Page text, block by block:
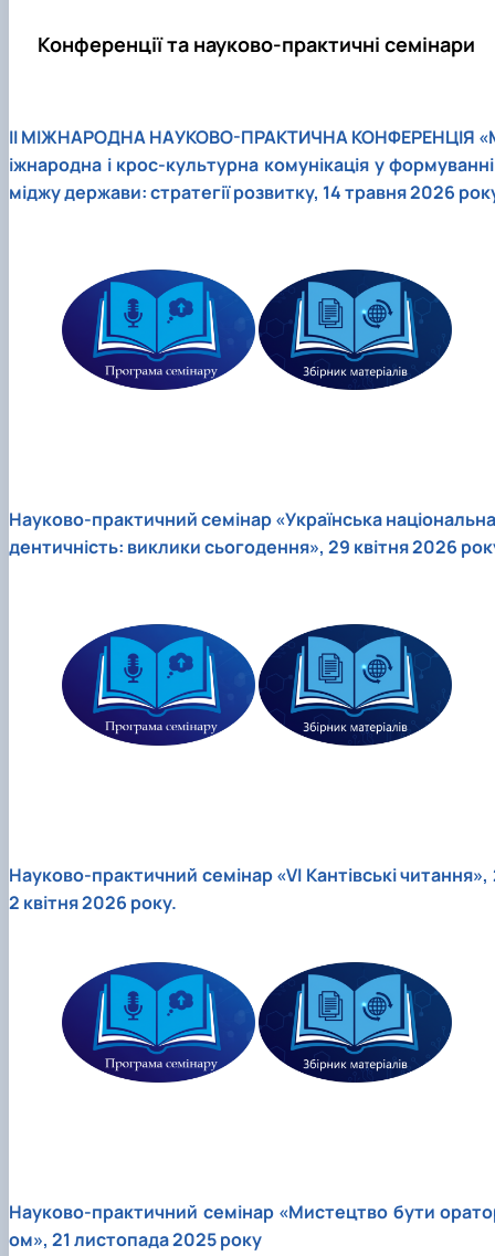
Конференції та науково-практичні семінари
ІІ МІЖНАРОДНА НАУКОВО-ПРАКТИЧНА КОНФЕРЕНЦІЯ
іжнародна і крос-культурна комунікація у формуванні
міджу держави: стратегії розвитку, 14 травня 2026
Науково-практичний cемінар «Українська національна
дентичність: виклики сьогодення», 29 квітня 2026
Науково-практичний семінар «VІ Кантівські читання»,
2 квітня 2026 року.
Науково-практичний семінар «Мистецтво бути
ом», 21 листопада 2025 року